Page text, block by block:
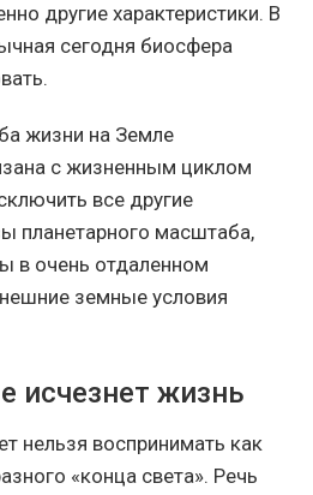
другие характеристики. В
сегодня биосфера
жизни на Земле
с жизненным циклом
все другие
планетарного масштаба,
в очень отдаленном
земные условия
исчезнет жизнь
нельзя воспринимать как
«конца света». Речь